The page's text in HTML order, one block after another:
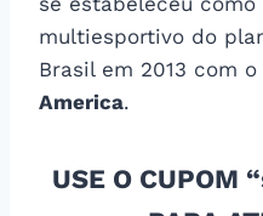
multiesportivo do
Brasil em 2013 com o
America.
USE O